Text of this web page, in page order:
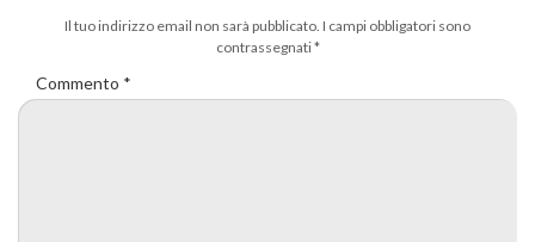
Il tuo indirizzo email non sarà pubblicato. I campi obbligatori sono
contrassegnati*
Commento *